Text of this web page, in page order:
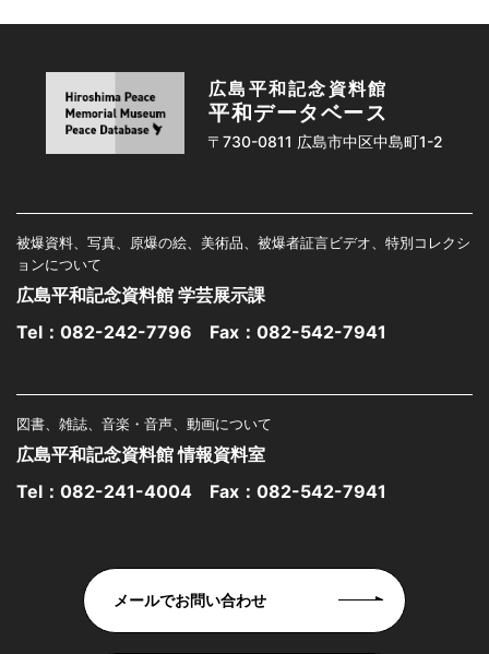
広島平和記念資料館
平和データベース
〒730-0811 広島市中区中島町1-2
被爆資料、写真、原爆の絵、美術品、被爆者証言ビデオ、特別コレクシ
ョンについて
広島平和記念資料館 学芸展示課
Tel： 082-242-7796 Fax：082-542-7941
図書、雑誌、音楽・音声、動画について
広島平和記念資料館 情報資料室
Tel： 082-241-4004 Fax：082-542-7941
メールでお問い合わせ